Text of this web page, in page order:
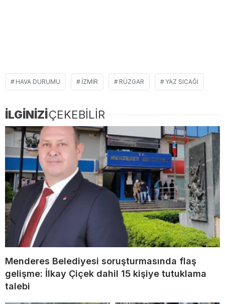
HAVA DURUMU IZMIR RÜZGAR YAZ SICAĞI
İLGİNİZİÇEKEBİLİR
Menderes Belediyesi soruşturmasında flaş
gelişme: İlkay Çiçek dahil 15 kişiye tutuklama
talebi